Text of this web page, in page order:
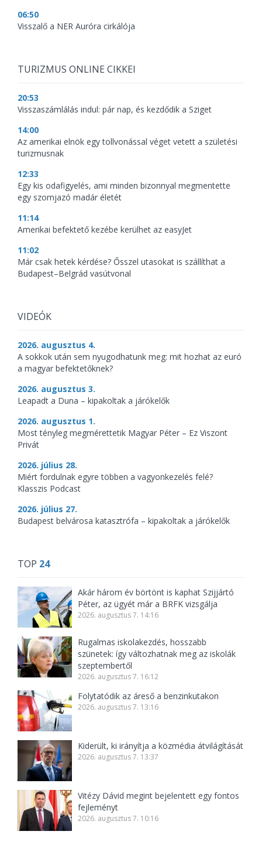
06:50
Visszalő a NER Auróra cirkálója
TURIZMUS ONLINE CIKKEI
20:53
Visszaszámlálás indul: pár nap, és kezdődik a Sziget
14:00
Az amerikai elnök egy tollvonással véget vetett a születési
turizmusnak
12:33
Egy kis odafigyelés, ami minden bizonnyal megmentette
egy szomjazó madár életét
11:14
Amerikai befektető kezébe kerülhet az easyJet
11:02
Már csak hetek kérdése? Ősszel utasokat is szállíthat a
Budapest–Belgrád vasútvonal
VIDEÓK
2026. augusztus 4.
A sokkok után sem nyugodhatunk meg: mit hozhat az euró
a magyar befektetőknek?
2026. augusztus 3.
Leapadt a Duna – kipakoltak a járókelők
2026. augusztus 1.
Most tényleg megmérettetik Magyar Péter – Ez Viszont
Privát
2026. július 28.
Miért fordulnak egyre többen a vagyonkezelés felé?
Klasszis Podcast
2026. július 27.
Budapest belvárosa katasztrófa – kipakoltak a járókelők
TOP 24
Akár három év börtönt is kaphat Szijjártó
Péter, az ügyét már a BRFK vizsgálja
2026. augusztus 7. 14:16
Rugalmas iskolakezdés, hosszabb
szünetek: így változhatnak meg az iskolák
szeptembertől
2026. augusztus 7. 16:12
Folytatódik az áreső a benzinkutakon
2026. augusztus 7. 13:16
Kiderült, ki irányítja a közmédia átvilágítását
2026. augusztus 7. 13:37
Vitézy Dávid megint bejelentett egy fontos
fejleményt
2026. augusztus 7. 10:16